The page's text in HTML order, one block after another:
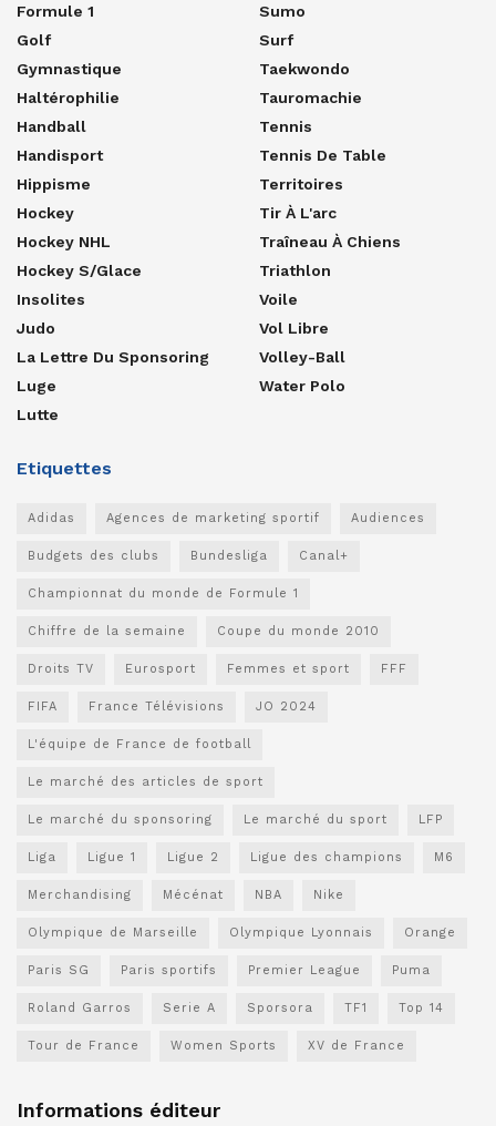
Formule 1
Golf
Gymnastique
Haltérophilie
Handball
Handisport
Hippisme
Hockey
Hockey NHL
Hockey S/glace
Insolites
Judo
La Lettre Du Sponsoring
Luge
Lutte
Sumo
Surf
Taekwondo
Tauromachie
Tennis
Tennis De Table
Territoires
Tir À L'arc
Traîneau À Chiens
Triathlon
Voile
Vol Libre
Volley-Ball
Water Polo
Etiquettes
Adidas Agences de marketing sportif Audiences
Budgets des clubs Bundesliga Canal+
Championnat du monde de Formule 1
Chiffre de la semaine Coupe du monde 2010
Droits TV Eurosport Femmes et sport FFF
FIFA France Télévisions JO 2024
L'équipe de France de football
Le marché des articles de sport
Le marché du sponsoring Le marché du sport LFP
Liga Ligue 1 Ligue 2 Ligue des champions M6
Merchandising Mécénat NBA Nike
Olympique de Marseille Olympique Lyonnais Orange
Paris SG Paris sportifs Premier League Puma
Roland Garros Serie A Sporsora TF1 Top 14
Tour de France Women Sports XV de France
Informations éditeur